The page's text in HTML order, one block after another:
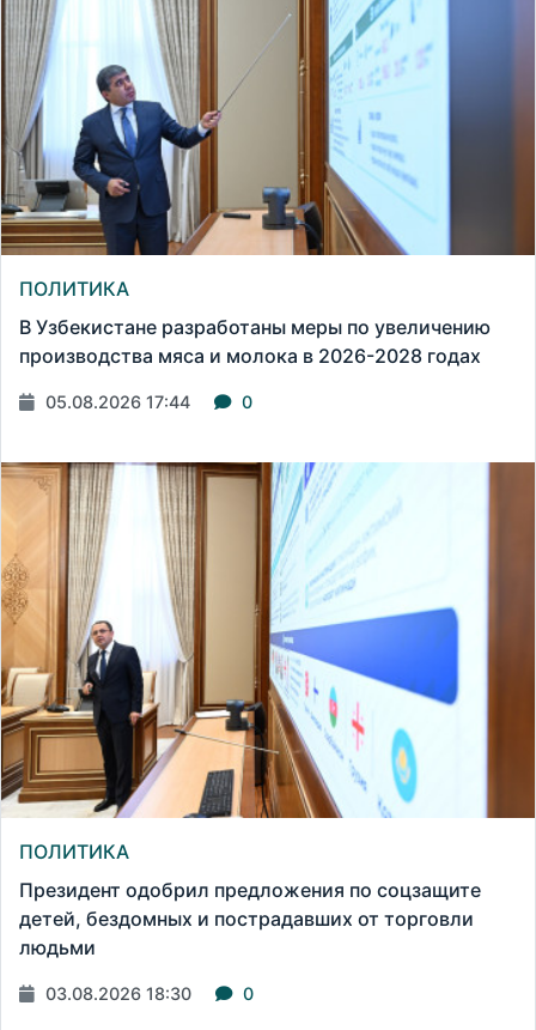
ПОЛИТИКА
В Узбекистане разработаны меры по увеличению
производства мяса и молока в 2026-2028 годах
05.08.2026 17:44 0
ПОЛИТИКА
Президент одобрил предложения по соцзащите
детей, бездомных и пострадавших от торговли
людьми
03.08.2026 18:30 0